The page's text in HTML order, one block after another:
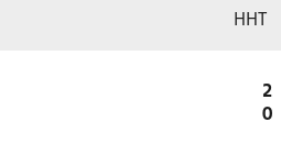
HHT
2
0